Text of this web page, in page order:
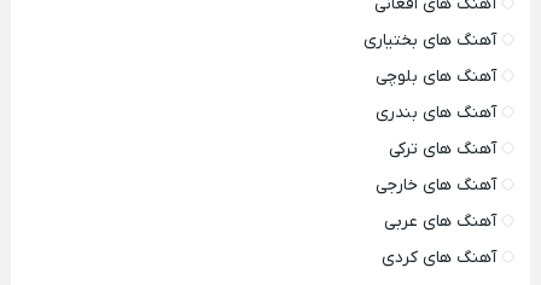
آهنگ های بختیاری
آهنگ های بلوچی
آهنگ های بندری
آهنگ های ترکی
آهنگ های خارجی
آهنگ های عربی
آهنگ های کردی